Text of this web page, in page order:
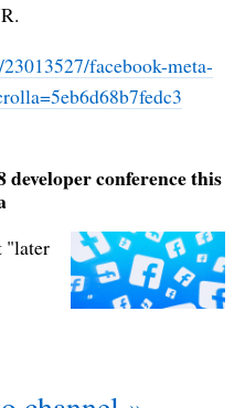
27/facebook-meta-
developer conference this
"later